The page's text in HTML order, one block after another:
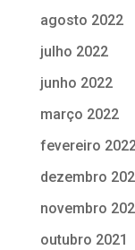
agosto 2022
julho 2022
junho 2022
março 2022
fevereiro
dezembro
novembro
outubro 2021